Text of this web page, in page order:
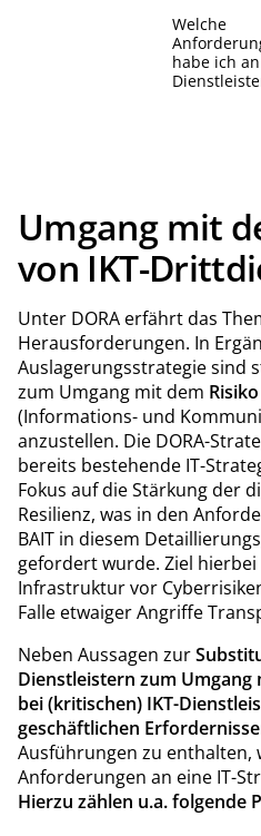
Welche
habe ich
Umgang mit
von IKT-
Unter DORA erfährt das
Herausforderungen. In
Auslagerungsstrategie sind
zum Umgang mit dem
(Informations- und
anzustellen. Die DORA-
bereits bestehende IT-
Fokus auf die Stärkung der
Resilienz, was in den
BAIT in diesem
gefordert wurde. Ziel
Infrastruktur vor
Falle etwaiger Angriffe
Neben Aussagen zur
Dienstleistern zum
bei (kritischen) IKT-
geschäftlichen
Ausführungen zu enthalten,
Anforderungen an eine IT-
Hierzu zählen u.a. folgende